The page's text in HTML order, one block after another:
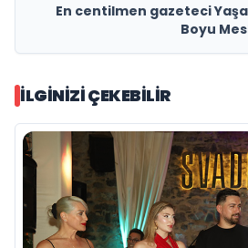
En centilmen gazeteci
Boyu
İLGINIZI ÇEKEBILIR